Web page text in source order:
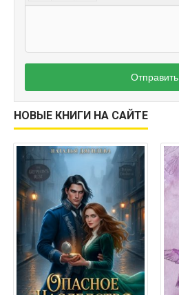
Отправить
НОВЫЕ КНИГИ НА САЙТЕ